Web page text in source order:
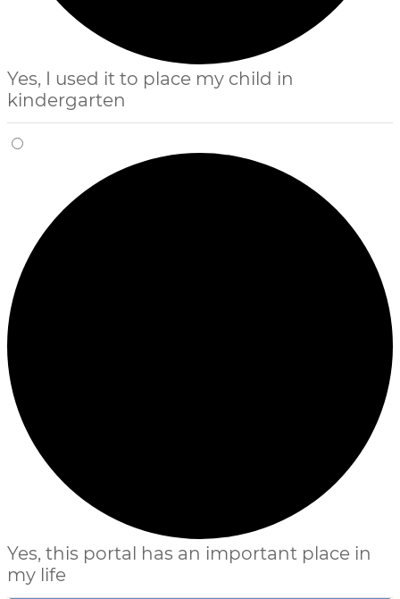
Yes, I used it to place my child in
kindergarten
Yes, this portal has an important place in
my life